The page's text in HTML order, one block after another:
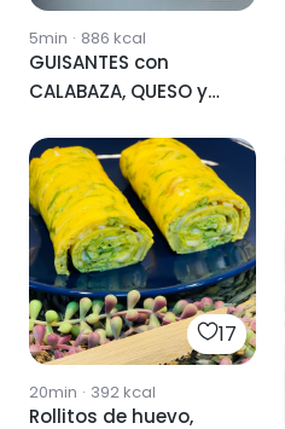
5min · 886 kcal
GUISANTES con
CALABAZA, QUESO y
17
20min · 392kcal
Rollitos de huevo,